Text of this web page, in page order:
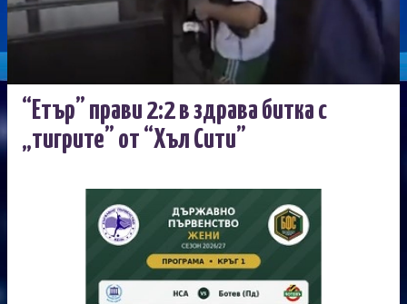
“Етър” прави 2:2 в здрава битка с
„тигрите” от “Хъл Сити”